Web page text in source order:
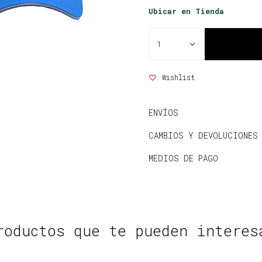
Ubicar en Tienda
1
ENVÍOS
CAMBIOS Y DEVOLUCIONES
MEDIOS DE PAGO
que te pueden